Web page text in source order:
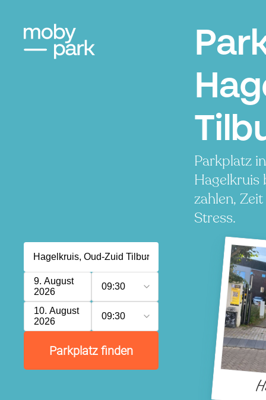
Parkplatz
Hagelkruis
zahlen,
Stress.
9. August
2026
09:30
10. August
2026
09:30
Parkplatz finden